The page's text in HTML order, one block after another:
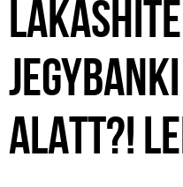
ALATT?!